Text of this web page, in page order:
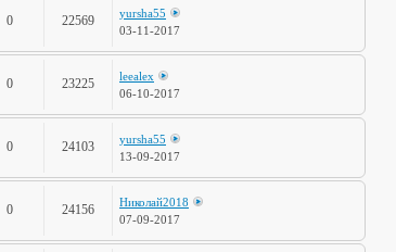
0 22569
yursha55
03-11-2017
0 23225
leealex
06-10-2017
0 24103
yursha55
13-09-2017
0 24156
Николай2018
07-09-2017